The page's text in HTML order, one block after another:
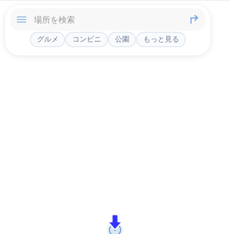
グルメ コンビニ 公園 もっと見る